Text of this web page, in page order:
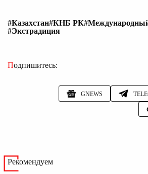
#Казахстан#КНБ РК
#Экстрадиция
Подпишитесь:
GNEWS
Рекомендуем